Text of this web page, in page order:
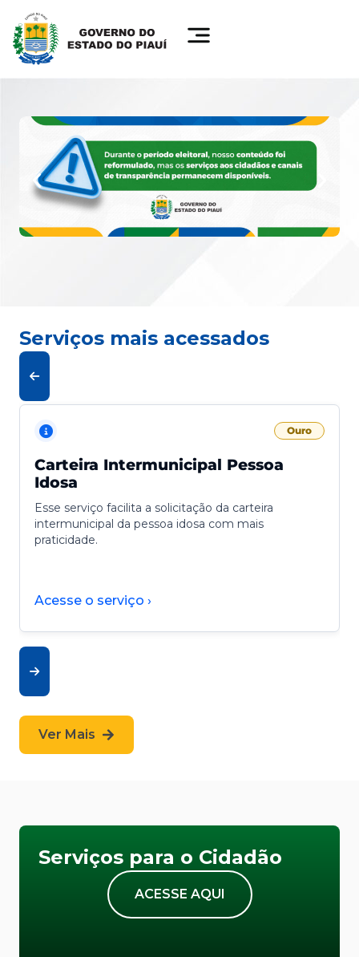
Serviços mais acessados
Ouro
Carteira Intermunicipal Pessoa
Idosa
Esse serviço facilita a solicitação da carteira
intermunicipal da pessoa idosa com mais
praticidade.
Acesse o serviço ›
Ver Mais
Serviços para o Cidadão
ACESSE AQUI